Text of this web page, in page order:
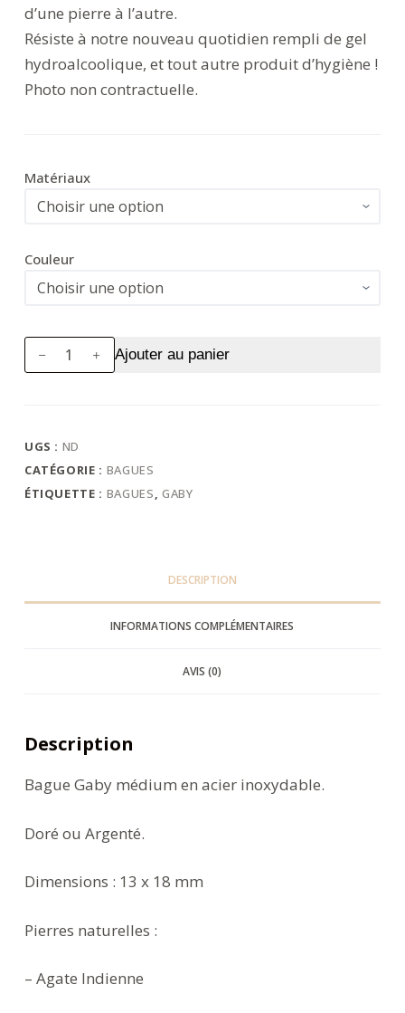
d’une pierre à l’autre.
Résiste à notre nouveau quotidien rempli de gel
hydroalcoolique, et tout autre produit d’hygiène !
Photo non contractuelle.
Matériaux
Couleur
quantité
de
Ajouter au panier
UGS : ND
CATÉGORIE : BAGUES
ÉTIQUETTE : BAGUES, GABY
DESCRIPTION
INFORMATIONS COMPLÉMENTAIRES
AVIS (0)
Description
Bague Gaby médium en acier inoxydable.
Doré ou Argenté.
Dimensions : 13 x 18 mm
Pierres naturelles :
– Agate Indienne